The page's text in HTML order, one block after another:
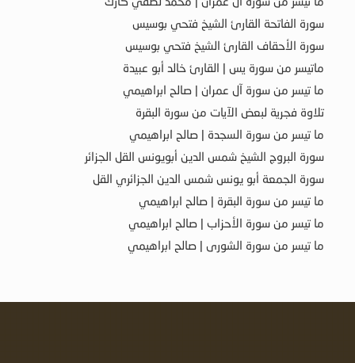
سورة الفاتحة القارئ الشيخ فتحي بوسيس
سورة الأحقاف القارئ الشيخ فتحي بوسيس
ماتيسر من سورة يس | القارئ خالد أبو عبيدة
ما تيسر من سورة آل عمران | صالح ابراهيمي
تلاوة فجرية لبعض الآيات من سورة البقرة
ما تيسر من سورة السجدة | صالح ابراهيمي
سورة البروج الشيخ شمس الدين أبويونس القل الجزائر
سورة الجمعة أبو يونس شمس الدين الجزائري القل
ما تيسر من سورة البقرة | صالح ابراهيمي
ما تيسر من سورة الأحزاب | صالح ابراهيمي
ما تيسر من سورة الشورى | صالح ابراهيمي